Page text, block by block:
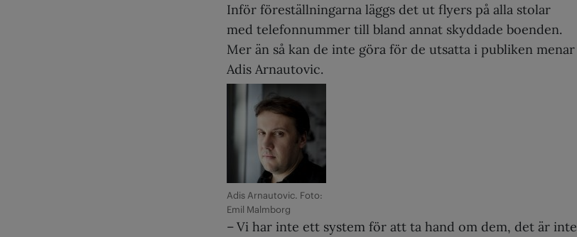
Inför föreställningarna läggs det ut flyers på alla stolar
med telefonnummer till bland annat skyddade boenden.
Mer än så kan de inte göra för de utsatta i publiken menar
Adis Arnautovic.
Adis Arnautovic. Foto:
Emil Malmborg
– Vi har inte ett system för att ta hand om dem, det är inte